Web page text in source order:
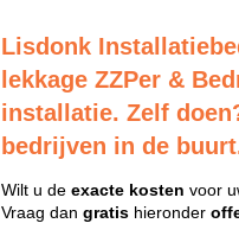
Lisdonk
lekkage ZZPer &
installatie. Zelf
bedrijven in de
Wilt u deexacte kosten voor
Vraag dangratis hieronder